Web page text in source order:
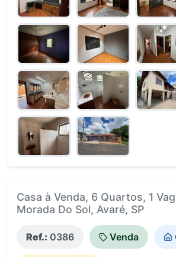
Casa à Venda, 6 Quartos, 1
Morada Do Sol, Avaré, SP
Ref.: 0386 Venda